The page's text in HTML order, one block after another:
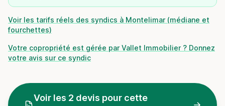
Voir les tarifs réels des syndics à Montelimar (médiane et
fourchettes)
Votre copropriété est gérée par Vallet Immobilier ? Donnez
votre avis sur ce syndic
Voir les 2 devis pour cette